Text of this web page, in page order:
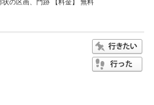
の区画、門跡 【料金】 無料